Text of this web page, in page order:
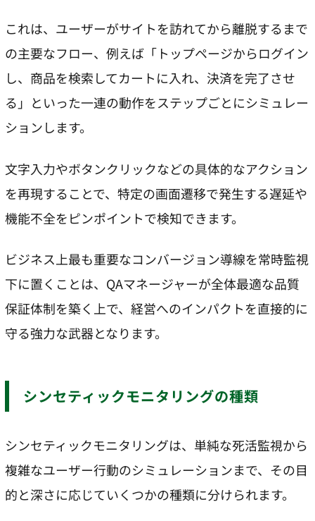
これは、ユーザーがサイトを訪れてから離脱するまで
の主要なフロー、例えば「トップページからログイン
し、商品を検索してカートに入れ、決済を完了させ
る」といった一連の動作をステップごとにシミュレー
ションします。
文字入力やボタンクリックなどの具体的なアクション
を再現することで、特定の画面遷移で発生する遅延や
機能不全をピンポイントで検知できます。
ビジネス上最も重要なコンバージョン導線を常時監視
下に置くことは、QAマネージャーが全体最適な品質
保証体制を築く上で、経営へのインパクトを直接的に
守る強力な武器となります。
シンセティックモニタリングの種類
シンセティックモニタリングは、単純な死活監視から
複雑なユーザー行動のシミュレーションまで、その目
的と深さに応じていくつかの種類に分けられます。